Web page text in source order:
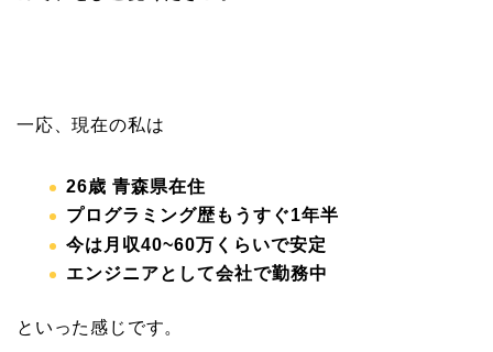
一応、現在の私は
26歳 青森県在住
プログラミング歴もうすぐ1年半
今は月収40~60万くらいで安定
エンジニアとして会社で勤務中
といった感じです。